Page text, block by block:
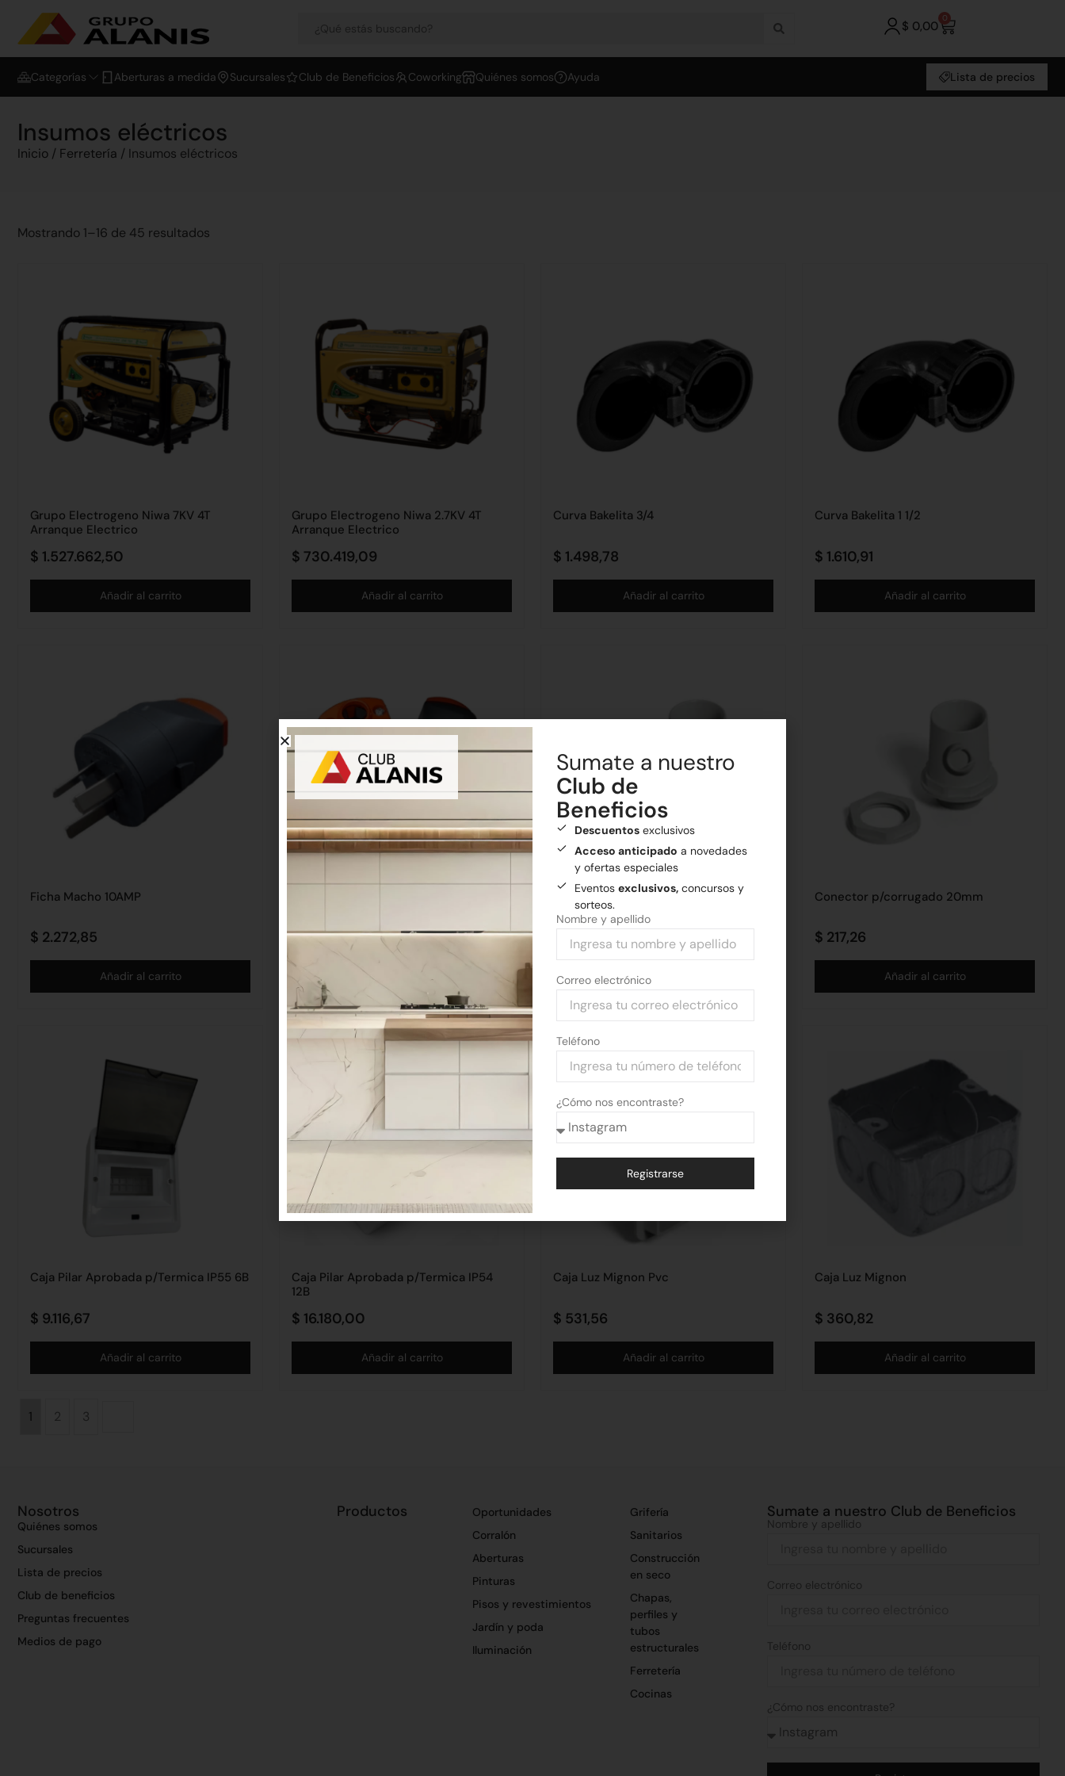
$ 0,00 0
Categorías Aberturas a medida Sucursales Club de Beneficios Coworking Quiénes somos Ayuda Lista de precios
Insumos eléctricos
Inicio / Ferretería / Insumos eléctricos
Mostrando 1–16 de 45 resultados
Grupo Electrogeno Niwa 7KV 4T
Arranque Electrico
$ 1.527.662,50
Añadir al carrito
Grupo Electrogeno Niwa 2.7KV 4T
Arranque Electrico
$ 730.419,09
Añadir al carrito
Curva Bakelita 3/4
$ 1.498,78
Añadir al carrito
Curva Bakelita 1 1/2
$ 1.610,91
Añadir al carrito
Ficha Macho 10AMP
$ 2.272,85
Añadir al carrito
$2.272,85
Añadir al carrito
Conector p/corrugado 22mm
217,26
Añadir al carrito
Conector p/corrugado 20mm
$ 217,26
Añadir al carrito
Caja Pilar Aprobada p/Termica IP55 6B
$ 9.116,67
Añadir al carrito
Caja Pilar Aprobada p/Termica IP54
12B
$ 16.180,00
Añadir al carrito
Caja Luz Mignon Pvc
$ 531,56
Añadir al carrito
Caja Luz Mignon
$ 360,82
Añadir al carrito
1 2 3
Nosotros
Quiénes somos
Sucursales
Lista de precios
Club de beneficios
Preguntas frecuentes
Medios de pago
Productos
Oportunidades
Corralón
Aberturas
Pinturas
Pisos y revestimientos
Jardín y poda
Iluminación
Grifería
Sanitarios
Construcción
en seco
Chapas,
perfiles y
tubos
estructurales
Ferretería
Cocinas
Sumate a nuestro Club de Beneficios
Nombre y apellido
Correo electrónico
Teléfono
¿Cómo nos encontraste?
Sumate a nuestro
Club de
Beneficios
Descuentosexclusivos
Acceso anticipado a novedades
y ofertas especiales
Eventos exclusivos,concursos y
sorteos.
Nombre y apellido
Correo electrónico
Teléfono
¿Cómo nos encontraste?
Registrarse